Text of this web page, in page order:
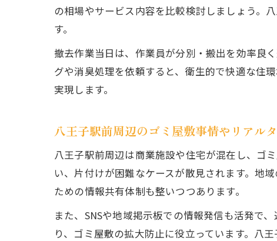
の相場やサービス内容を比較検討しましょう。
す。
撤去作業当日は、作業員が分別・搬出を効率良
グや消臭処理を依頼すると、衛生的で快適な住
実現します。
八王子駅前周辺のゴミ屋敷事情やリアル
八王子駅前周辺は商業施設や住宅が混在し、ゴ
い、片付けが困難なケースが散見されます。地
ための情報共有体制も整いつつあります。
また、SNSや地域掲示板での情報発信も活発で
り、ゴミ屋敷の拡大防止に役立っています。八